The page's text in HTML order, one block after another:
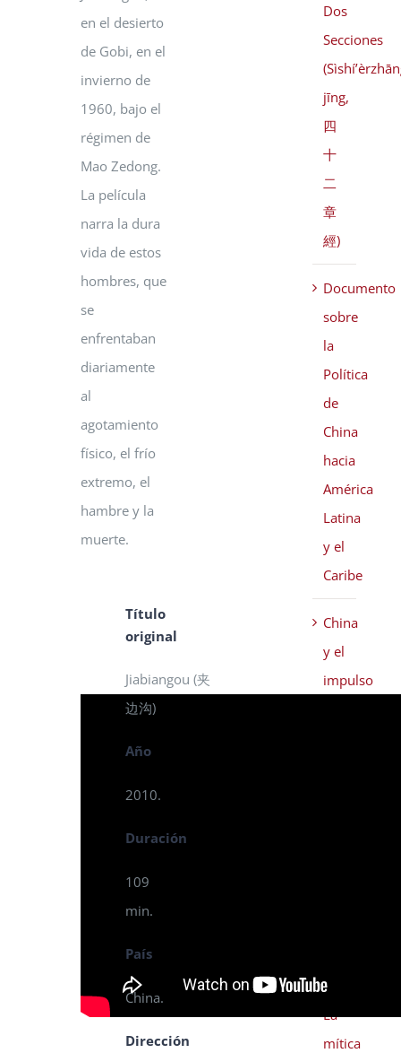
en el desierto
de Gobi, en el
invierno de
1960, bajo el
régimen de
Mao Zedong.
La película
narra la dura
vida de estos
hombres, que
se
enfrentaban
diariamente
al
agotamiento
físico, el frío
extremo, el
hambre y la
muerte.
Título
original
Jiabiangou (夹
边沟)
Año
2010.
Duración
109
min.
País
China.
Dirección
Dos
Secciones
jīng,
四
十
二
章
經)
Documento
sobre
la
Política
de
China
hacia
América
Latina
y el
Caribe
China
y el
impulso
母).
La
mítica